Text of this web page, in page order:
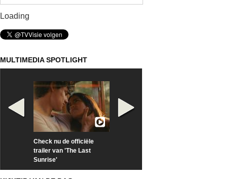
Loading
MULTIMEDIA SPOTLIGHT
Check nu de officiële
trailer van 'The Last
Sunrise'